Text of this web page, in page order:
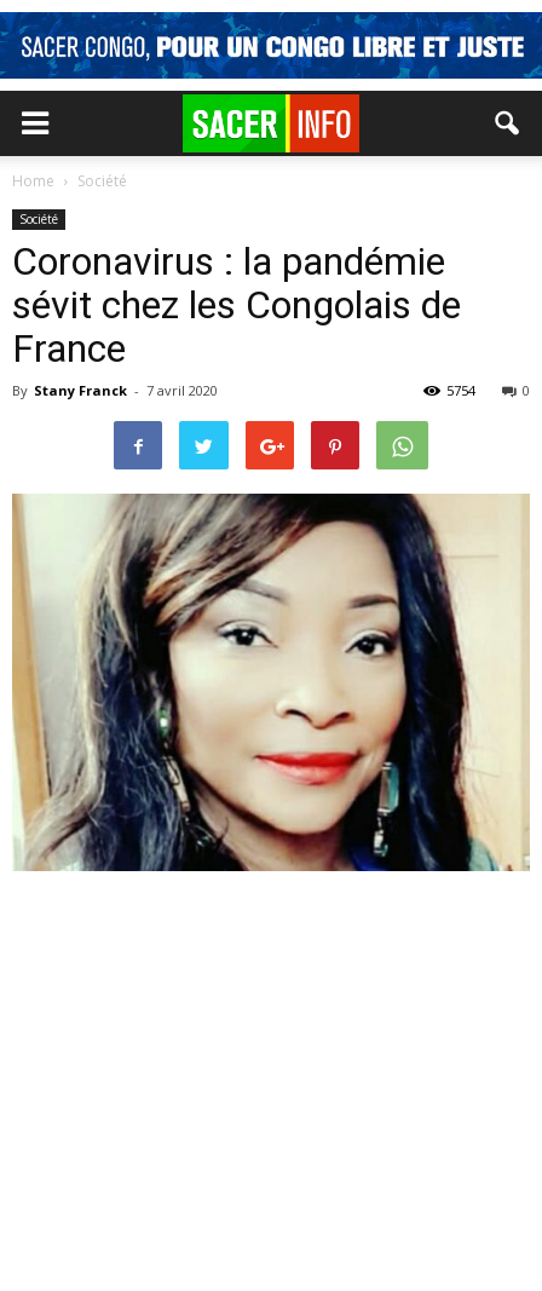
Home Société
Société
Coronavirus : la pandémie
sévit chez les Congolais de
France
By Stany Franck - 7 avril 2020 0
5754